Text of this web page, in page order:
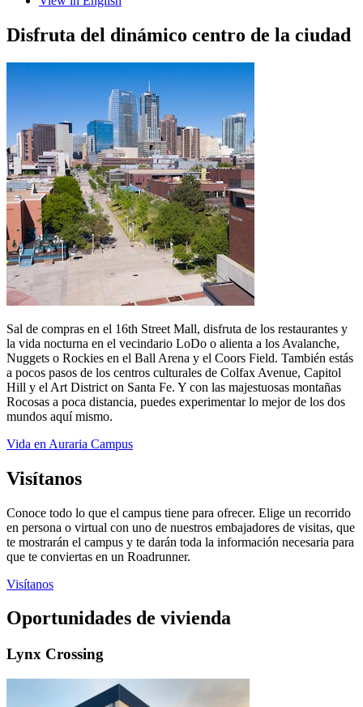
Disfruta del dinámico centro de la ciudad
Sal de compras en el 16th Street Mall, disfruta de los restaurantes y
la vida nocturna en el vecindario LoDo o alienta a los Avalanche,
Nuggets o Rockies en el Ball Arena y el Coors Field. También estás
a pocos pasos de los centros culturales de Colfax Avenue, Capitol
Hill y el Art District on Santa Fe. Y con las majestuosas montañas
Rocosas a poca distancia, puedes experimentar lo mejor de los dos
mundos aquí mismo.
Vida en Auraria Campus
Visítanos
Conoce todo lo que el campus tiene para ofrecer. Elige un recorrido
en persona o virtual con uno de nuestros embajadores de visitas, que
te mostrarán el campus y te darán toda la información necesaria para
que te conviertas en un Roadrunner.
Visítanos
Oportunidades de vivienda
Lynx Crossing